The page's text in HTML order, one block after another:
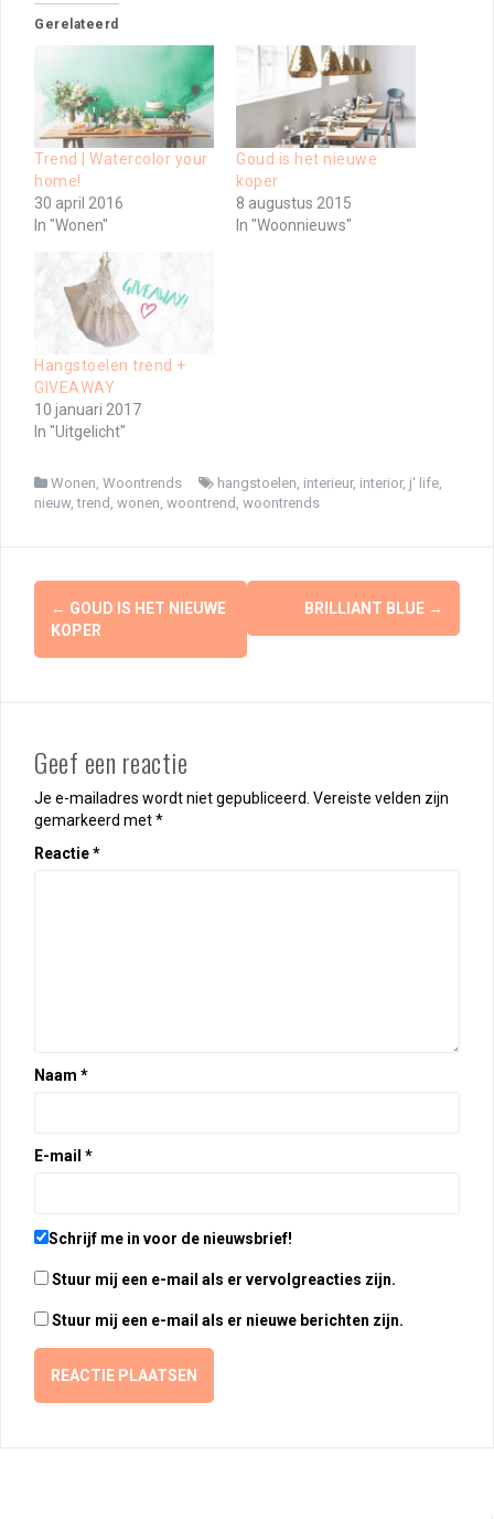
Gerelateerd
Trend | Watercolor your
home!
30 april 2016
In "Wonen"
Goud is het nieuwe
koper
8 augustus 2015
In "Woonnieuws"
Hangstoelen trend +
GIVEAWAY
10 januari 2017
In "Uitgelicht"
Wonen, Woontrends hangstoelen, interieur, interior, j' life,
nieuw,trend , wonen, woontrend , woontrends
Berichtnavigatie
← GOUD IS HET NIEUWE
KOPER
BRILLIANT BLUE →
Geef een reactie
Je e-mailadres wordt niet gepubliceerd. Vereiste velden zijn
gemarkeerd met*
Reactie*
Naam *
E-mail *
Schrijf me in voor de nieuwsbrief!
Stuur mij een e-mail als er vervolgreacties zijn.
Stuur mij een e-mail als er nieuwe berichten zijn.